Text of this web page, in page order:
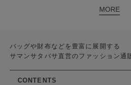
MORE
バッグや財布などを豊富に展開する
サマンサタバサ直営のファッション通
CONTENTS